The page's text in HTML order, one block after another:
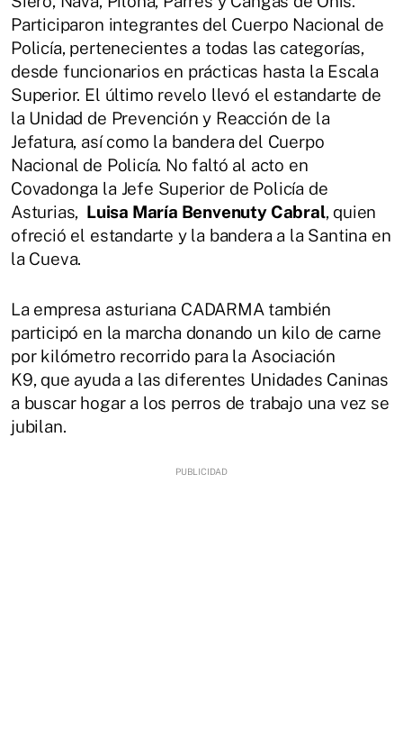
Participaron integrantes del Cuerpo Nacional de
Policía, pertenecientes a todas las categorías,
desde funcionarios en prácticas hasta la Escala
Superior. El último revelo llevó el estandarte de
la Unidad de Prevención y Reacción de la
Jefatura, así como la bandera del Cuerpo
Nacional de Policía. No faltó al acto en
Covadonga la Jefe Superior de Policía de
Asturias, Luisa María Benvenuty Cabral, quien
ofreció el estandarte y la bandera a la Santina en
la Cueva.
La empresa asturiana CADARMA también
participó en la marcha donando un kilo de carne
por kilómetro recorrido para la Asociación
K9, que ayuda a las diferentes Unidades Caninas
a buscar hogar a los perros de trabajo una vez se
jubilan.